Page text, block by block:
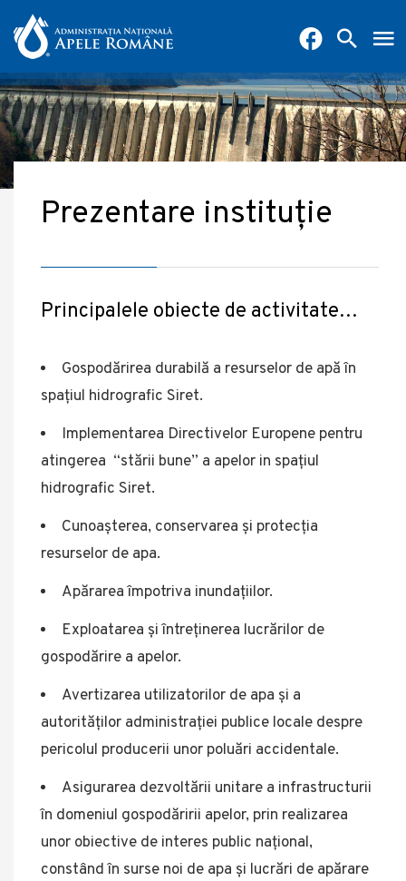
Prezentare instituție
Principalele obiecte de activitate…
Gospodărirea durabilă a resurselor de apă în
spațiul hidrografic Siret.
Implementarea Directivelor Europene pentru
atingerea “stării bune” a apelor in spațiul
hidrografic Siret.
Cunoașterea, conservarea și protecția
resurselor de apa.
Apărarea împotriva inundațiilor.
Exploatarea și întreținerea lucrărilor de
gospodărire a apelor.
Avertizarea utilizatorilor de apa și a
autorităților administrației publice locale despre
pericolul producerii unor poluări accidentale.
Asigurarea dezvoltării unitare a infrastructurii
în domeniul gospodăririi apelor, prin realizarea
unor obiective de interes public național,
constând în surse noi de apa și lucrări de apărare